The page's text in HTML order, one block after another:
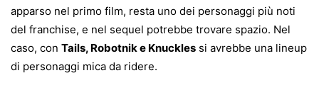
apparso nel primo film, resta uno dei personaggi più noti
del franchise, e nel sequel potrebbe trovare spazio. Nel
caso, con Tails, Robotnik e Knuckles si avrebbe una lineup
di personaggi mica da ridere.